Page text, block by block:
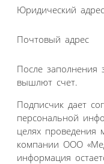
Юридический адрес
Почтовый адрес
После заполнения
вышлют счет.
Подписчик дает
персональной
целях проведения
компании ООО
информация